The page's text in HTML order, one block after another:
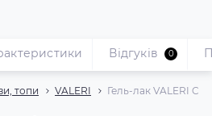
топи VALERI Гель-лак VALERI
Відгуків 0